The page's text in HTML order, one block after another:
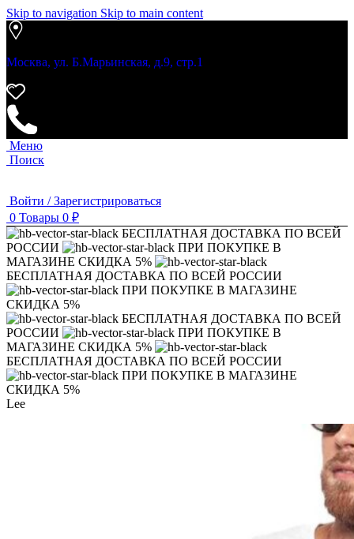
Skip to navigation Skip to main content
Москва, ул. Б.Марьинская, д.9, стр.1
Меню
Поиск
Войти / Зарегистрироваться
0 Товары 0 ₽
БЕСПЛАТНАЯ ДОСТАВКА ПО ВСЕЙ
РОССИИ
ПРИ ПОКУПКЕ В
МАГАЗИНЕ СКИДКА 5%
БЕСПЛАТНАЯ ДОСТАВКА ПО ВСЕЙ РОССИИ
ПРИ ПОКУПКЕ В МАГАЗИНЕ
СКИДКА 5%
БЕСПЛАТНАЯ ДОСТАВКА ПО ВСЕЙ
РОССИИ
ПРИ ПОКУПКЕ В
МАГАЗИНЕ СКИДКА 5%
БЕСПЛАТНАЯ ДОСТАВКА ПО ВСЕЙ РОССИИ
ПРИ ПОКУПКЕ В МАГАЗИНЕ
СКИДКА 5%
Lee